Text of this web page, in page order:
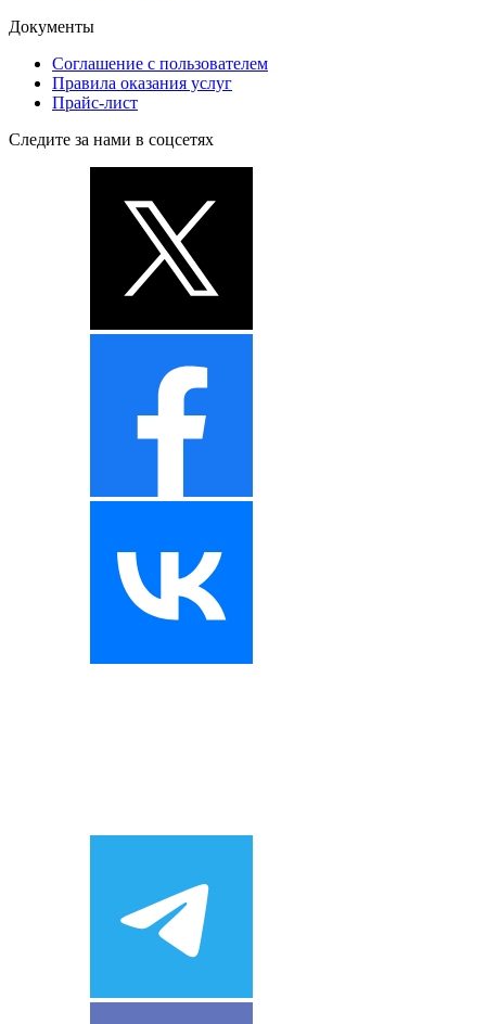
Документы
Соглашение с пользователем
Правила оказания услуг
Прайс-лист
Следите за нами в соцсетях